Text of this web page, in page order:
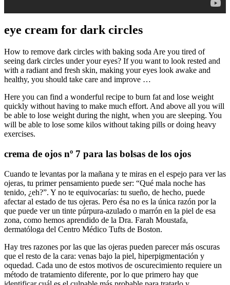
eye cream for dark circles
How to remove dark circles with baking soda Are you tired of
seeing dark circles under your eyes? If you want to look rested and
with a radiant and fresh skin, making your eyes look awake and
healthy, you should take care and improve …
Here you can find a wonderful recipe to burn fat and lose weight
quickly without having to make much effort. And above all you will
be able to lose weight during the night, when you are sleeping. You
will be able to lose some kilos without taking pills or doing heavy
exercises.
crema de ojos nº 7 para las bolsas de los ojos
Cuando te levantas por la mañana y te miras en el espejo para ver las
ojeras, tu primer pensamiento puede ser: “Qué mala noche has
tenido, ¿eh?”. Y no te equivocarías: tu sueño, de hecho, puede
afectar al estado de tus ojeras. Pero ésa no es la única razón por la
que puede ver un tinte púrpura-azulado o marrón en la piel de esa
zona, como hemos aprendido de la Dra. Farah Moustafa,
dermatóloga del Centro Médico Tufts de Boston.
Hay tres razones por las que las ojeras pueden parecer más oscuras
que el resto de la cara: venas bajo la piel, hiperpigmentación y
oquedad. Cada uno de estos motivos de oscurecimiento requiere un
método de tratamiento diferente, por lo que primero hay que